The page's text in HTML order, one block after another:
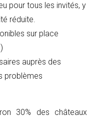
pour tous les invités, y
réduite.
sur place
auprès des
problèmes
30% des châteaux